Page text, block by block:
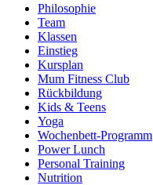
Philosophie
Team
Klassen
Einstieg
Kursplan
Mum Fitness Club
Rückbildung
Kids & Teens
Yoga
Wochenbett-Programm
Power Lunch
Personal Training
Nutrition